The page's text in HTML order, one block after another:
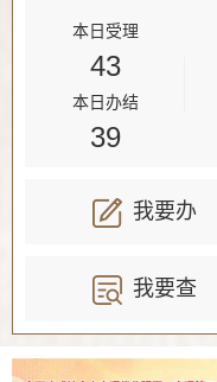
本日受理
43
本日办结
39
我要办
我要查